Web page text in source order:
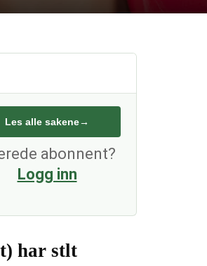
Les alle sakene→
abonnent?
Logg inn
har stlt